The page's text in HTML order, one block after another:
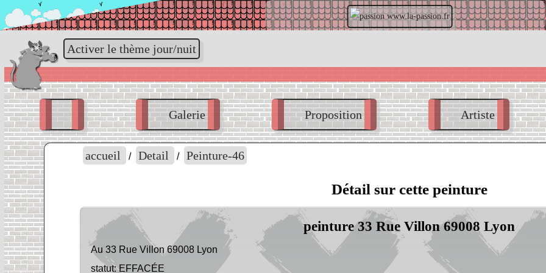
www.la-passion.fr
Activer le thème jour/nuit
Galerie Proposition Artiste
accueil / Detail / Peinture-46
Détail sur cette peinture
peinture 33 Rue Villon 69008 Lyon
Au 33 Rue Villon 69008 Lyon
statut: EFFACÉE